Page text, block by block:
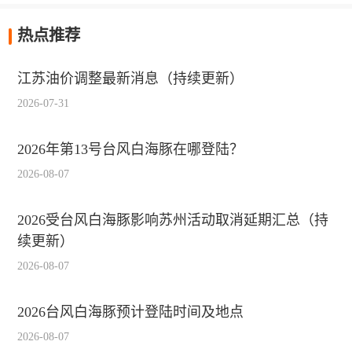
热点推荐
江苏油价调整最新消息（持续更新）
2026-07-31
2026年第13号台风白海豚在哪登陆？
2026-08-07
2026受台风白海豚影响苏州活动取消延期汇总（持
续更新）
2026-08-07
2026台风白海豚预计登陆时间及地点
2026-08-07